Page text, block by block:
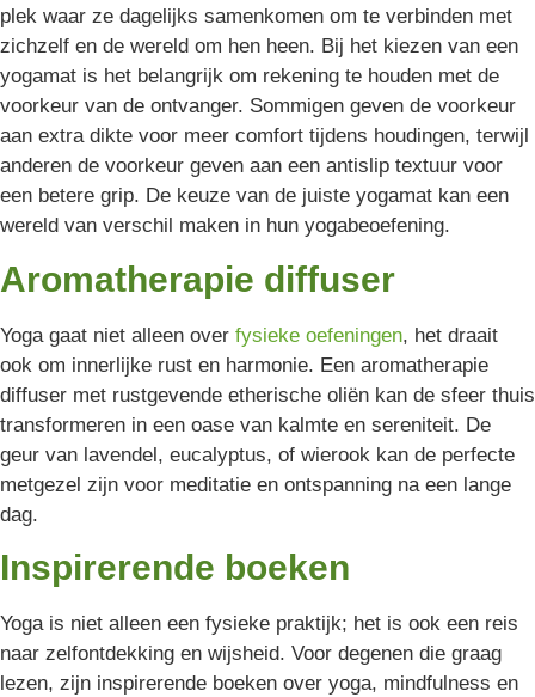
plek waar ze dagelijks samenkomen om te verbinden met
zichzelf en de wereld om hen heen. Bij het kiezen van een
yogamat is het belangrijk om rekening te houden met de
voorkeur van de ontvanger. Sommigen geven de voorkeur
aan extra dikte voor meer comfort tijdens houdingen, terwijl
anderen de voorkeur geven aan een antislip textuur voor
een betere grip. De keuze van de juiste yogamat kan een
wereld van verschil maken in hun yogabeoefening.
Aromatherapie diffuser
Yoga gaat niet alleen over fysieke oefeningen, het draait
ook om innerlijke rust en harmonie. Een aromatherapie
diffuser met rustgevende etherische oliën kan de sfeer thuis
transformeren in een oase van kalmte en sereniteit. De
geur van lavendel, eucalyptus, of wierook kan de perfecte
metgezel zijn voor meditatie en ontspanning na een lange
dag.
Inspirerende boeken
Yoga is niet alleen een fysieke praktijk; het is ook een reis
naar zelfontdekking en wijsheid. Voor degenen die graag
lezen, zijn inspirerende boeken over yoga, mindfulness en